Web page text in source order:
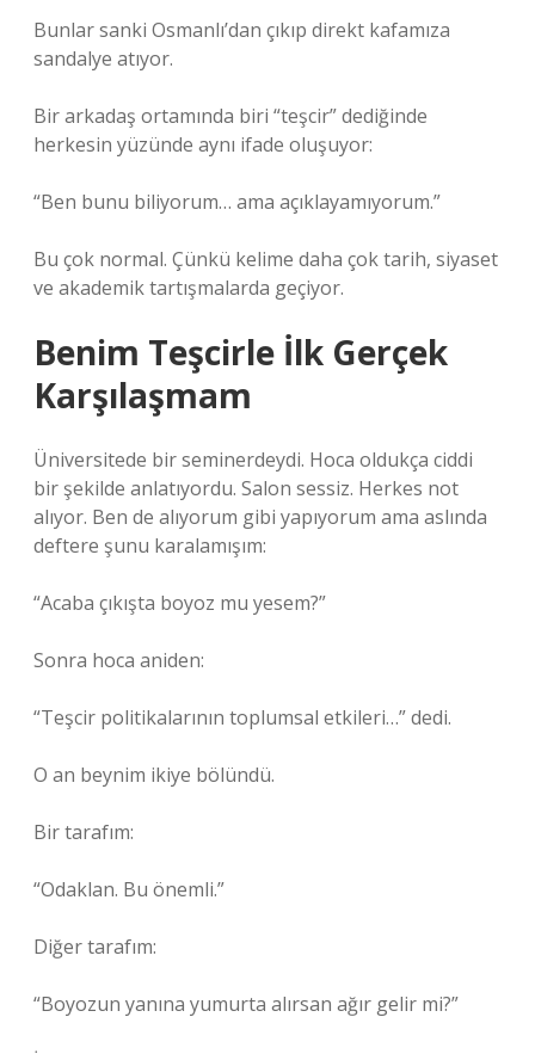
Bunlar sanki Osmanlı’dan çıkıp direkt kafamıza
sandalye atıyor.
Bir arkadaş ortamında biri “teşcir” dediğinde
herkesin yüzünde aynı ifade oluşuyor:
“Ben bunu biliyorum… ama açıklayamıyorum.”
Bu çok normal. Çünkü kelime daha çok tarih, siyaset
ve akademik tartışmalarda geçiyor.
Benim Teşcirle İlk Gerçek
Karşılaşmam
Üniversitede bir seminerdeydi. Hoca oldukça ciddi
bir şekilde anlatıyordu. Salon sessiz. Herkes not
alıyor. Ben de alıyorum gibi yapıyorum ama aslında
deftere şunu karalamışım:
“Acaba çıkışta boyoz mu yesem?”
Sonra hoca aniden:
“Teşcir politikalarının toplumsal etkileri…” dedi.
O an beynim ikiye bölündü.
Bir tarafım:
“Odaklan. Bu önemli.”
Diğer tarafım:
“Boyozun yanına yumurta alırsan ağır gelir mi?”